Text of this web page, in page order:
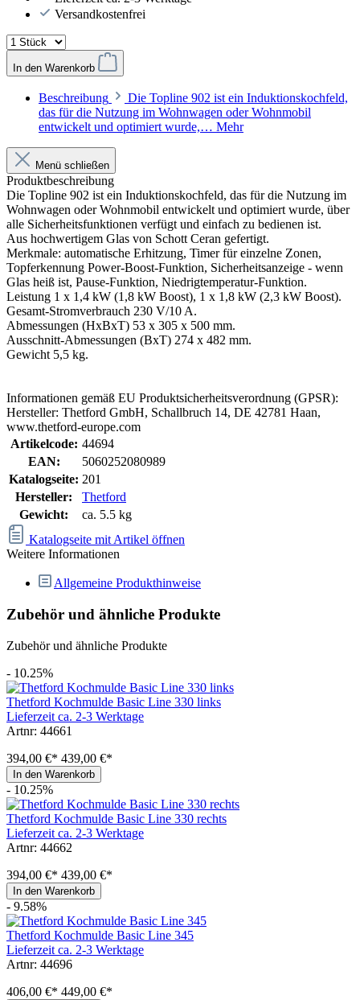
Versandkostenfrei
In den Warenkorb
Beschreibung
Die Topline 902 ist ein Induktionskochfeld,
das für die Nutzung im Wohnwagen oder Wohnmobil
entwickelt und optimiert wurde,… Mehr
Menü schließen
Produktbeschreibung
Die Topline 902 ist ein Induktionskochfeld, das für die Nutzung im
Wohnwagen oder Wohnmobil entwickelt und optimiert wurde, über
alle Sicherheitsfunktionen verfügt und einfach zu bedienen ist.
Aus hochwertigem Glas von Schott Ceran gefertigt.
Merkmale: automatische Erhitzung, Timer für einzelne Zonen,
Topferkennung Power-Boost-Funktion, Sicherheitsanzeige - wenn
Glas heiß ist, Pause-Funktion, Niedrigtemperatur-Funktion.
Leistung 1 x 1,4 kW (1,8 kW Boost), 1 x 1,8 kW (2,3 kW Boost).
Gesamt-Stromverbrauch 230 V/10 A.
Abmessungen (HxBxT) 53 x 305 x 500 mm.
Ausschnitt-Abmessungen (BxT) 274 x 482 mm.
Gewicht 5,5 kg.
Informationen gemäß EU Produktsicherheitsverordnung (GPSR):
Hersteller: Thetford GmbH, Schallbruch 14, DE 42781 Haan,
www.thetford-europe.com
Artikelcode: 44694
EAN:
5060252080989
Katalogseite: 201
Hersteller:
Thetford
Gewicht:
ca. 5.5 kg
Katalogseite mit Artikel öffnen
Weitere Informationen
Allgemeine Produkthinweise
Zubehör und ähnliche Produkte
Zubehör und ähnliche Produkte
- 10.25%
Thetford Kochmulde Basic Line 330 links
Lieferzeit ca. 2-3 Werktage
Artnr: 44661
394,00 €* 439,00 €*
In den Warenkorb
- 10.25%
Thetford Kochmulde Basic Line 330 rechts
Lieferzeit ca. 2-3 Werktage
Artnr: 44662
394,00 €* 439,00 €*
In den Warenkorb
- 9.58%
Thetford Kochmulde Basic Line 345
Lieferzeit ca. 2-3 Werktage
Artnr: 44696
406,00 €* 449,00 €*